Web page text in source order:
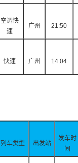
空调快
速
广州 21:50
快速 广州 14:04
列车类型 出发站
发车时
间